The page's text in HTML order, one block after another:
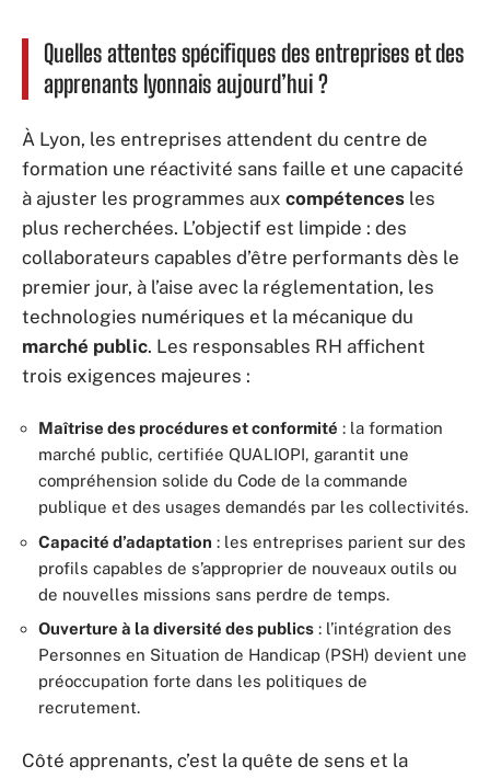
Quelles attentes spécifiques des entreprises et des
apprenants lyonnais aujourd’hui ?
À Lyon, les entreprises attendent du centre de
formation une réactivité sans faille et une capacité
à ajuster les programmes aux compétences les
plus recherchées. L’objectif est limpide : des
collaborateurs capables d’être performants dès le
premier jour, à l’aise avec la réglementation, les
technologies numériques et la mécanique du
marché public. Les responsables RH affichent
trois exigences majeures :
Maîtrise des procédures et conformité : la formation
marché public, certifiée QUALIOPI, garantit une
compréhension solide du Code de la commande
publique et des usages demandés par les collectivités.
Capacité d’adaptation : les entreprises parient sur des
profils capables de s’approprier de nouveaux outils ou
de nouvelles missions sans perdre de temps.
Ouverture à la diversité des publics : l’intégration des
Personnes en Situation de Handicap (PSH) devient une
préoccupation forte dans les politiques de
recrutement.
Côté apprenants, c’est la quête de sens et la